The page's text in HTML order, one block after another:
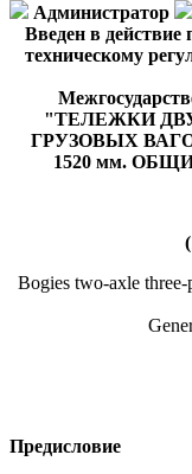
Администратор
Введен в действие
техническому
"ТЕЛЕЖКИ
ГРУЗОВЫХ
1520 мм.
Bogies two-axle
Предисловие